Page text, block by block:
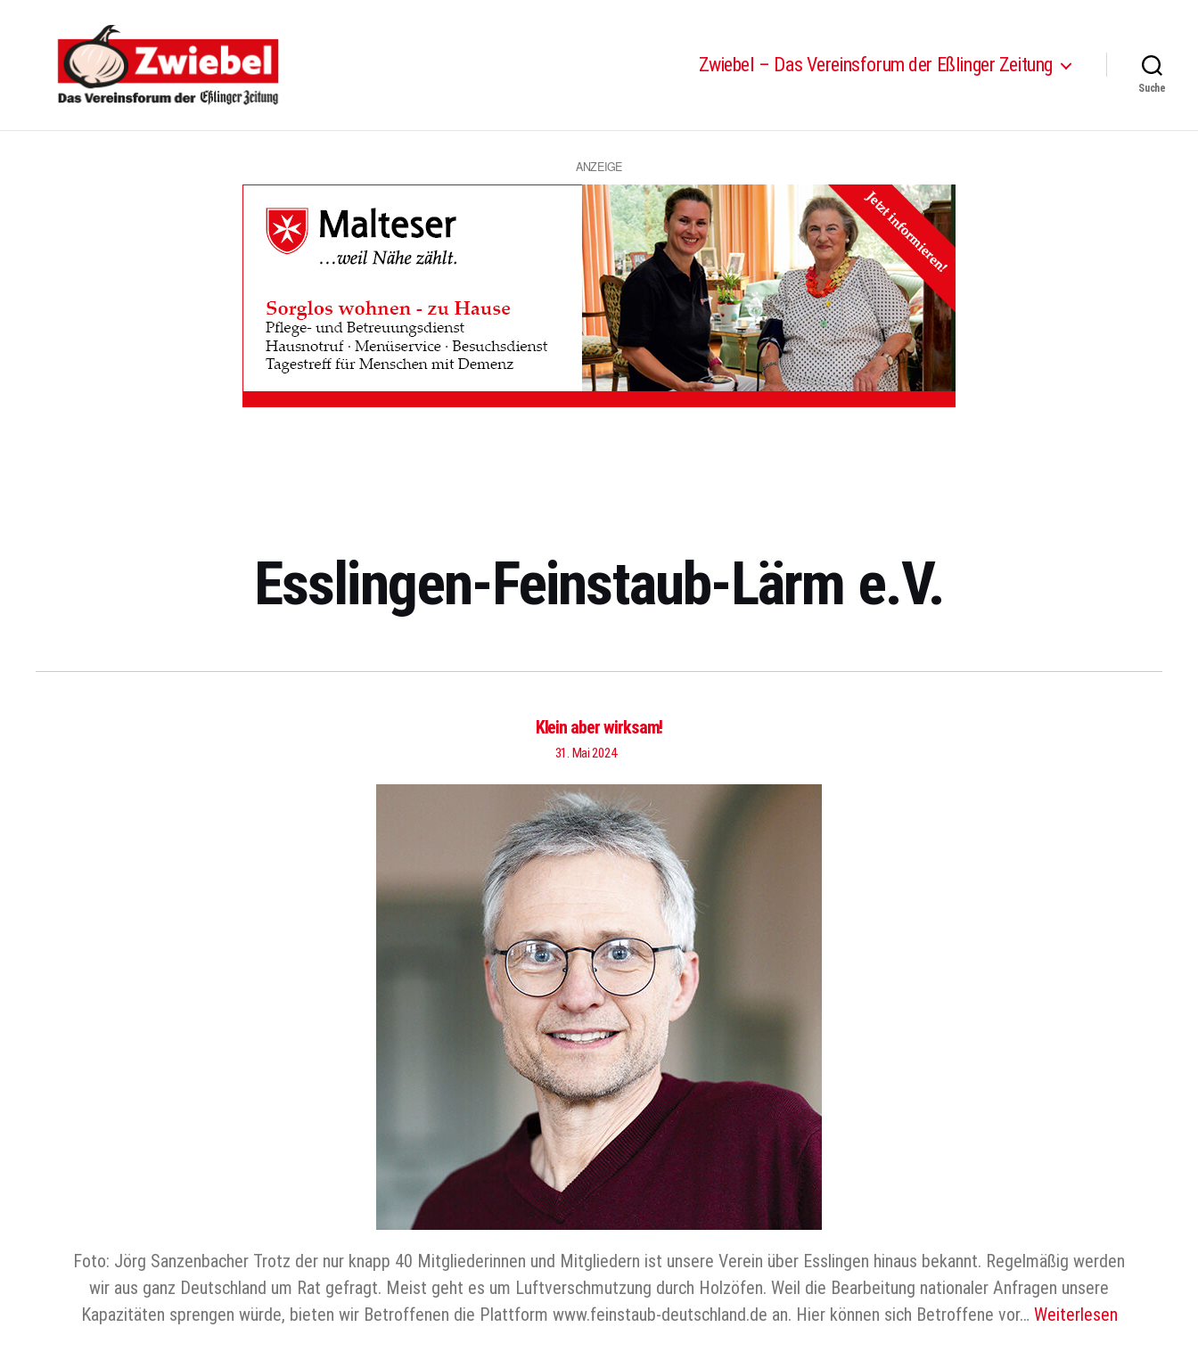
-
Zwiebel – Das Vereinsforum der Eßlinger Zeitung
Suche
ANZEIGE
Esslingen-Feinstaub-Lärm e.V.
Klein aber wirksam!
31. Mai 2024
Foto: Jörg Sanzenbacher Trotz der nur knapp 40 Mitgliederinnen und Mitgliedern ist unsere Verein über Esslingen hinaus bekannt. Regelmäßig werden
wir aus ganz Deutschland um Rat gefragt. Meist geht es um Luftverschmutzung durch Holzöfen. Weil die Bearbeitung nationaler Anfragen unsere
Kapazitäten sprengen würde, bieten wir Betroffenen die Plattform www.feinstaub-deutschland.de an. Hier können sich Betroffene vor… Weiterlesen